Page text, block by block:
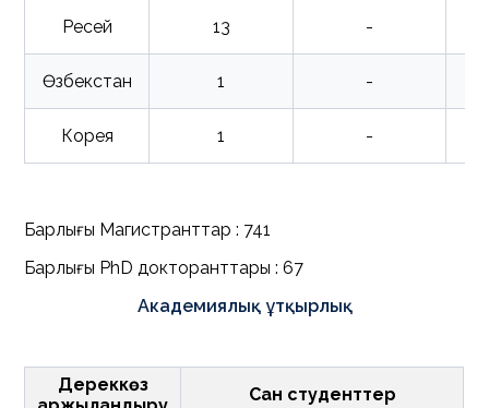
Ресей 13 -
Өзбекстан 1 -
Корея 1 -
Барлығы Магистранттар : 741
Барлығы PhD докторанттары : 67
Академиялық ұтқырлық
Дереккөз
Сан студенттер